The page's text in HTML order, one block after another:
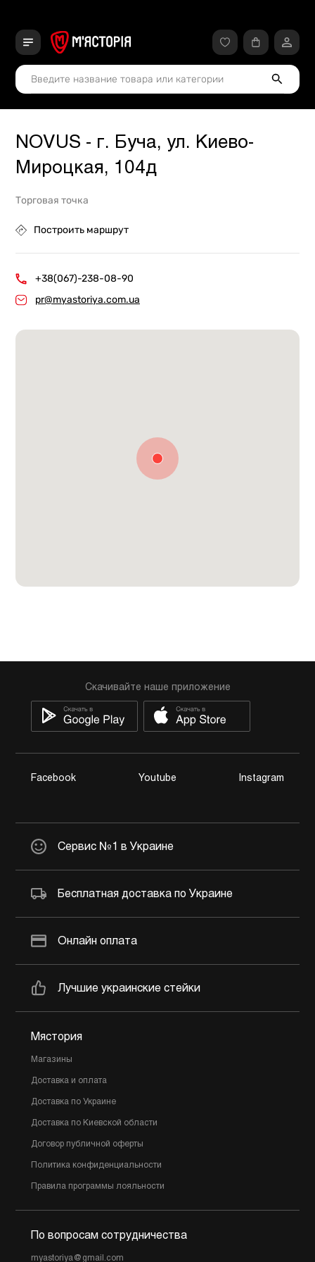
NOVUS - г. Буча, ул. Киево-
Мироцкая, 104д
Торговая точка
Построить маршрут
+38(067)-238-08-90
pr@myastoriya.com.ua
Скачивайте наше приложение
Facebook Youtube Instagram
Сервис №1 в Украине
Бесплатная доставка по Украине
Онлайн оплата
Лучшие украинские стейки
Мястория
Магазины
Доставка и оплата
Доставка по Украине
Доставка по Киевской области
Договор публичной оферты
Политика конфиденциальности
Правила программы лояльности
По вопросам сотрудничества
myastoriya@gmail.com